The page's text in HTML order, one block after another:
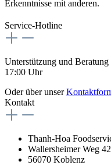
Erkenntnisse mit anderen.
Service-Hotline
Unterstützung und Beratung
17:00 Uhr
Oder über unser
Kontakt
Thanh-Hoa
Wallersheimer Weg 42
56070 Koblenz